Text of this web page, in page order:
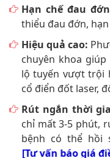
Hạn chế đau đớn
thiểu đau đớn,
Hiệu quả cao:
chuyên khoa
lộ tuyến vượt trội
cổ điển đốt laser,
Rút ngắn thời
chỉ mất 3-5 phút,
bệnh có thể hồi
[Tư vấn báo giá